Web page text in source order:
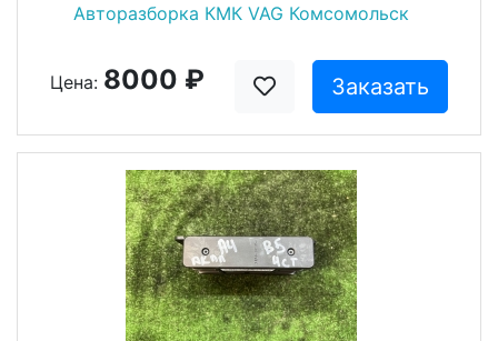
Авторазборка КМК VAG Комсомольск
Цена: 8000 ₽ Заказать